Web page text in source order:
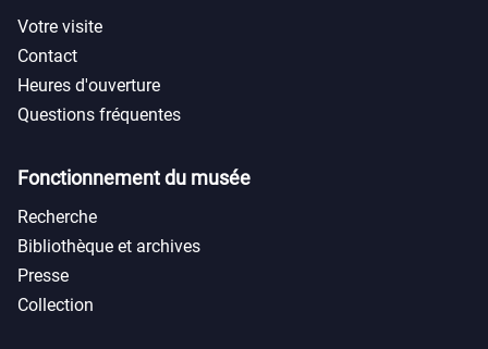
Votre visite
Contact
Heures d'ouverture
Questions fréquentes
Fonctionnement du musée
Recherche
Bibliothèque et archives
Presse
Collection